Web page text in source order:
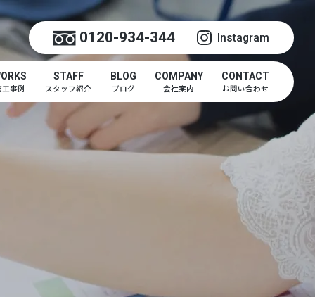
0120-934-344 Instagram
工事例
STAFF
スタッフ紹介
BLOG
ブログ
COMPANY
会社案内
CONTACT
お問い合わせ